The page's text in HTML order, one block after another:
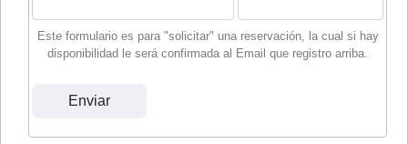
Este formulario es para "solicitar" una reservación, la cual si hay
disponibilidad le será confirmada al Email que registro arriba.